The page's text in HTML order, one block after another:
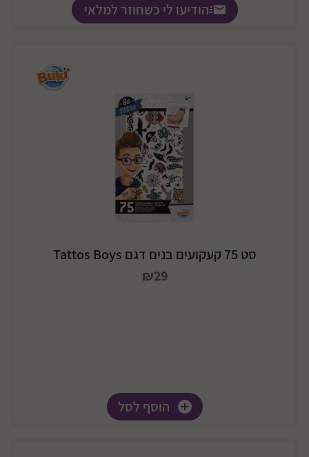
הודיעו לי כשחוזר למלאי
סט 75 קעקועים בנים דגם Tattos Boys
₪29
הוסף לסל